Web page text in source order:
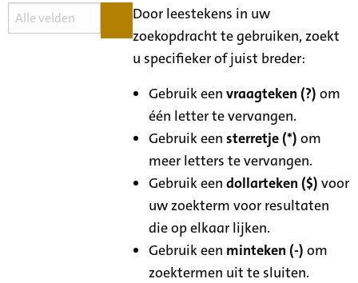
Door leestekens in uw
zoekopdracht te gebruiken, zoekt
u specifieker of juist breder:
Gebruik eenvraagteken (?) om
één letter te vervangen.
Gebruik eensterretje (*) om
meer letters te vervangen.
Gebruik eendollarteken ($) voor
uw zoekterm voor resultaten
die op elkaar lijken.
Gebruik een minteken (-) om
zoektermen uit te sluiten.